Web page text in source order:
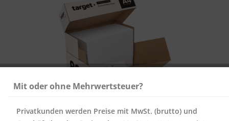
Mit oder ohne Mehrwertsteuer?
Privatkunden werden Preise mit MwSt. (brutto) und